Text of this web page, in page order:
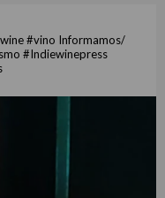
#vino Informamos/
#Indiewinepress